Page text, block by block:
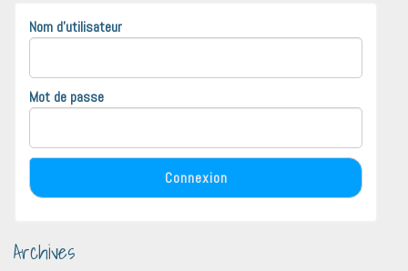
Nom d'utilisateur
Mot de passe
Archives